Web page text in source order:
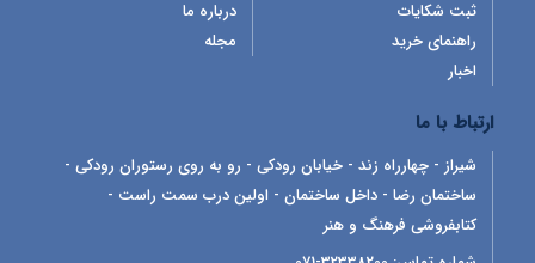
ثبت شکایات
راهنمای خرید
اخبار
درباره ما
مجله
ارتباط با ما
شیراز - چهارراه زند - خیابان رودکی - رو به روی رستوران رودکی -
ساختمان رضا - داخل ساختمان - اولین درب سمت راست -
کتابفروشی فرهنگ و هنر